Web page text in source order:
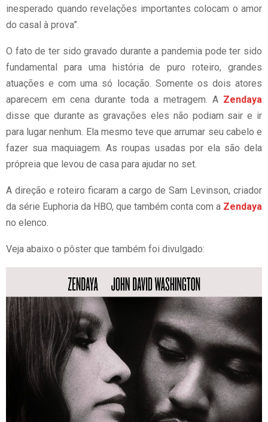
inesperado quando revelações importantes colocam o amor
do casal à prova”.
O fato de ter sido gravado durante a pandemia pode ter sido
fundamental para uma história de puro roteiro, grandes
atuações e com uma só locação. Somente os dois atores
aparecem em cena durante toda a metragem. A Zendaya
disse que durante as gravações eles não podiam sair e ir
para lugar nenhum. Ela mesmo teve que arrumar seu cabelo e
fazer sua maquiagem. As roupas usadas por ela são dela
própreia que levou de casa para ajudar no set.
A direção e roteiro ficaram a cargo de Sam Levinson, criador
da série Euphoria da HBO, que também conta com a Zendaya
no elenco.
Veja abaixo o pôster que também foi divulgado: